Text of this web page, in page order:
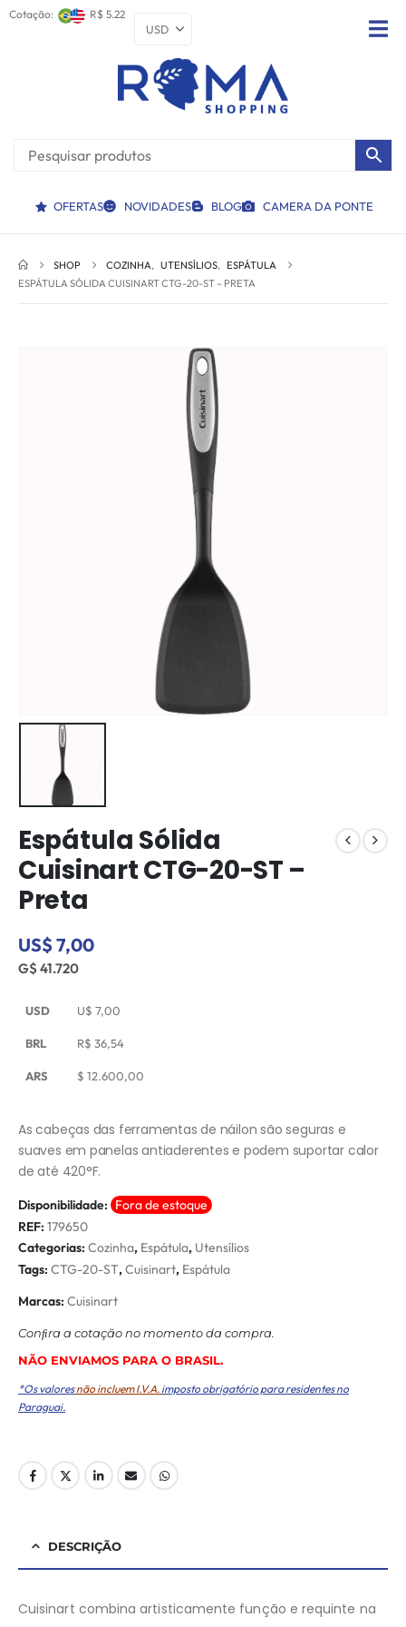
Cotação: R$ 5.22
OFERTAS NOVIDADES BLOG CAMERA DA PONTE
SHOP COZINHA, UTENSÍLIOS, ESPÁTULA
ESPÁTULA SÓLIDA CUISINART CTG-20-ST – PRETA
Espátula Sólida
Cuisinart CTG-20-ST –
Preta
US$ 7,00
G$ 41.720
USD U$ 7,00
BRL R$ 36,54
ARS $ 12.600,00
As cabeças das ferramentas de náilon são seguras e
suaves em panelas antiaderentes e podem suportar calor
de até 420°F.
Disponibilidade: Fora de estoque
REF: 179650
Categorias: Cozinha, Espátula, Utensílios
Tags: CTG-20-ST,Cuisinart, Espátula
Marcas: Cuisinart
Conﬁra a cotação no momento da compra.
NÃO ENVIAMOS PARA O BRASIL.
*Os valoresnão incluem I.V.A. imposto obrigatório para residentes no
Paraguai.
DESCRIÇÃO
Cuisinart combina artisticamente função e requinte na